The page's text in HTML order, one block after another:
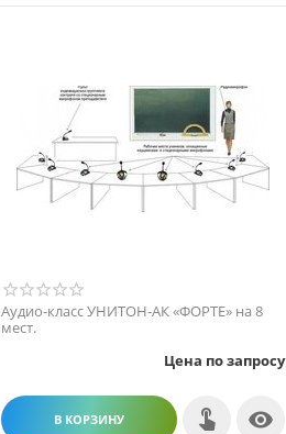
Аудио-класс УНИТОН-АК «ФОРТЕ» на 8
мест.
Цена по запросу
В КОРЗИНУ 